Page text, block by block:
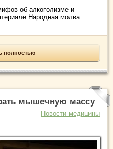
об алкоголизме и
Народная молва
полностью
мышечную массу
Новости медицины